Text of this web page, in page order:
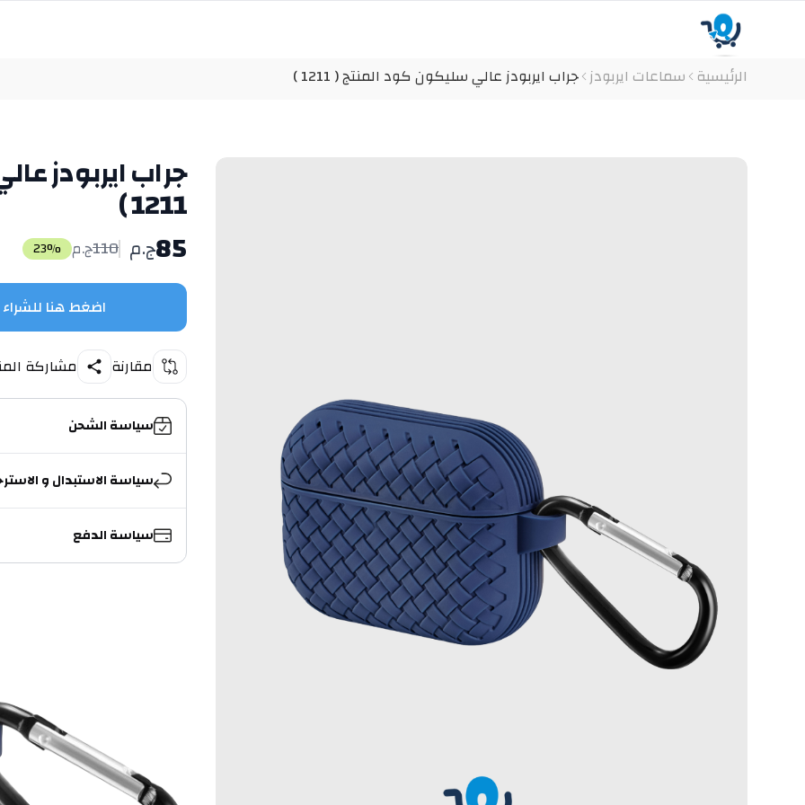
الرئيسية سماعات ايربودز جراب ايربودز عالي سليكون كود المنتج ( 1211 )
جراب ايربودز
1211 )
85ج.م 110ج.م 23%
اضغط هنا للشراء
مقارنة مشاركة
سياسة الشحن
سياسة الاستبدال و
سياسة الدفع